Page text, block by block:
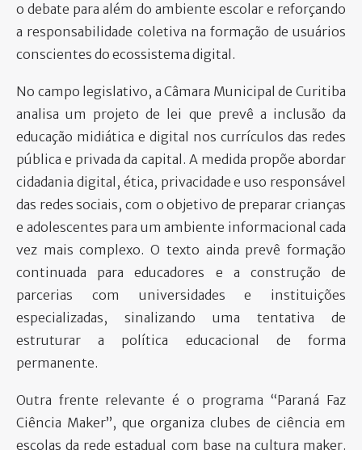
o debate para além do ambiente escolar e reforçando
a responsabilidade coletiva na formação de usuários
conscientes do ecossistema digital.
No campo legislativo, a Câmara Municipal de Curitiba
analisa um projeto de lei que prevê a inclusão da
educação midiática e digital nos currículos das redes
pública e privada da capital. A medida propõe abordar
cidadania digital, ética, privacidade e uso responsável
das redes sociais, com o objetivo de preparar crianças
e adolescentes para um ambiente informacional cada
vez mais complexo. O texto ainda prevê formação
continuada para educadores e a construção de
parcerias com universidades e instituições
especializadas, sinalizando uma tentativa de
estruturar a política educacional de forma
permanente.
Outra frente relevante é o programa “Paraná Faz
Ciência Maker”, que organiza clubes de ciência em
escolas da rede estadual com base na cultura maker.